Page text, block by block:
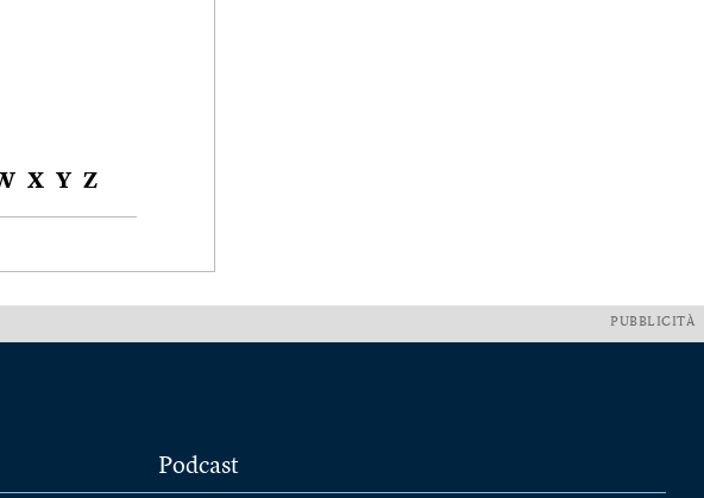
X Y Z
PUBBLICITÀ
Podcast